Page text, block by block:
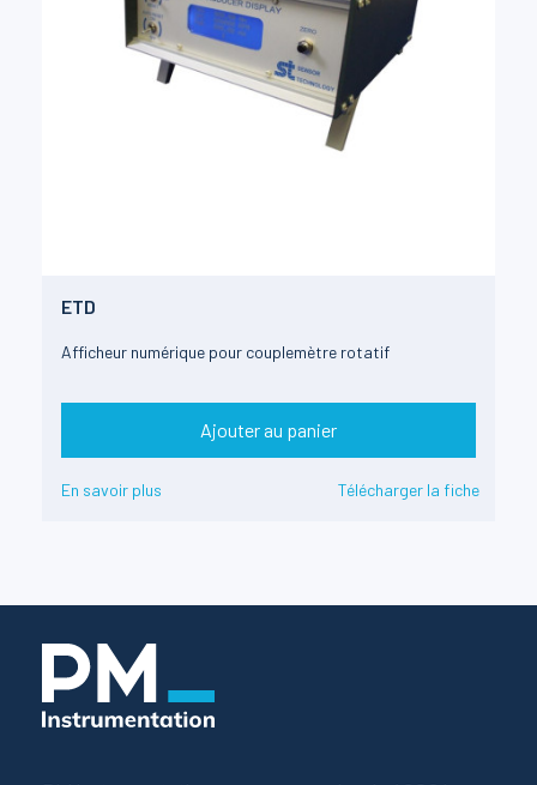
ETD
Afficheur numérique pour couplemètre rotatif
Ajouter au panier
En savoir plus Télécharger la fiche